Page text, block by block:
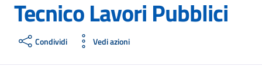
Tecnico Lavori Pubblici
Condividi Vedi azioni